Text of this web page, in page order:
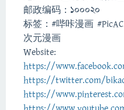
邮政编码：100020
标签：#哔咔漫画
次元漫画
Website:
https://
https://twitter.com/
https://